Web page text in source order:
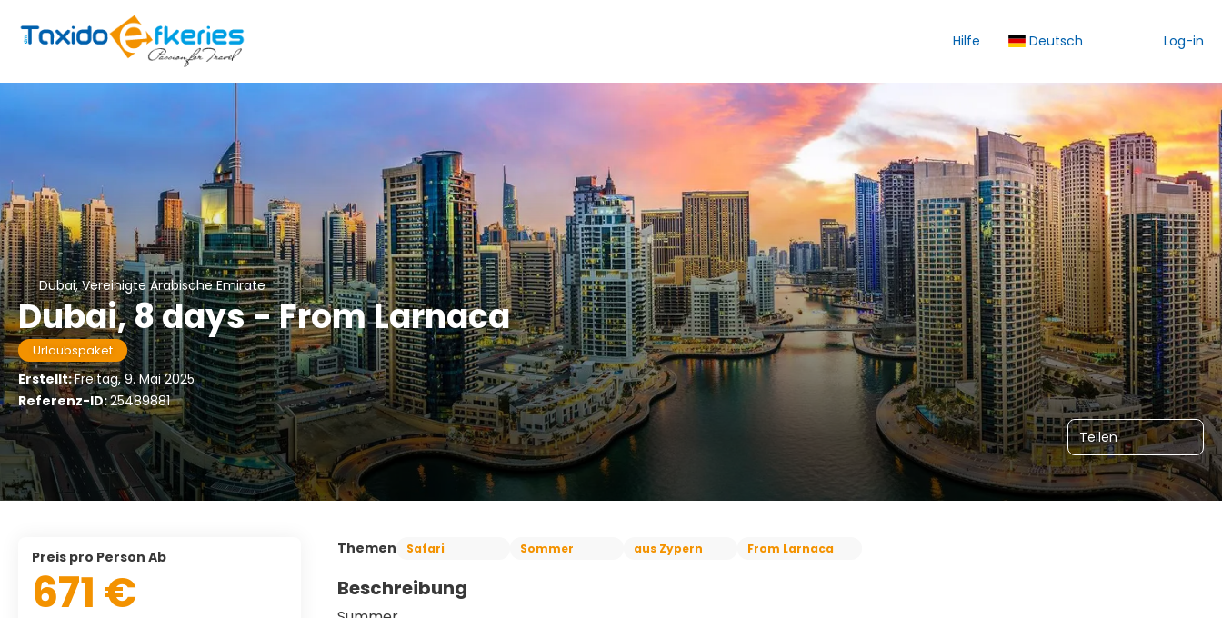
Hilfe Deutsch Log-in
Dubai, Vereinigte Arabische Emirate
Dubai, 8 days - From Larnaca
Urlaubspaket
Erstellt:Freitag, 9. Mai 2025
Referenz-ID:25489881
Teilen
Themen Safari Sommer aus Zypern From Larnaca
Beschreibung
Preis pro Person Ab
671 €